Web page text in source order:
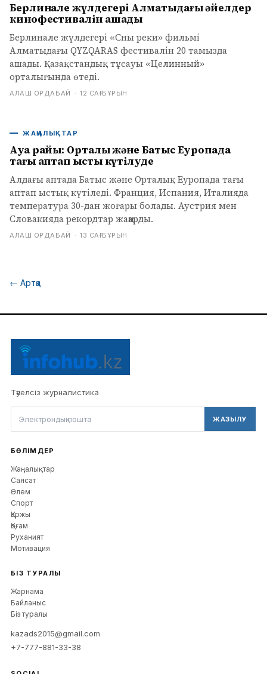
Берлинале жүлдегері Алматыдағы әйелдер
кинофестивалін ашады
Берлинале жүлдегері «Сны реки» фильмі
Алматыдағы QYZQARAS фестивалін 20 тамызда
ашады. Қазақстандық тұсауы «Целинный»
орталығында өтеді.
АЛАШ ОРДАБАЙ · 12 САҒ БҰРЫН
ЖАҢАЛЫҚТАР
Ауа райы: Орталық және Батыс Еуропада
тағы аптап ыстық күтілуде
Алдағы аптада Батыс және Орталық Еуропада тағы
аптап ыстық күтіледі. Франция, Испания, Италияда
температура 30-дан жоғары болады. Аустрия мен
Словакияда рекордтар жаңарды.
АЛАШ ОРДАБАЙ · 13 САҒ БҰРЫН
← Артқа
Тәуелсіз журналистика
ЖАЗЫЛУ
БӨЛІМДЕР
Жаңалықтар
Саясат
Әлем
Спорт
Қаржы
Қоғам
Руханият
Мотивация
БІЗ ТУРАЛЫ
Жарнама
Байланыс
Біз туралы
kazads2015@gmail.com
+7-777-881-33-38